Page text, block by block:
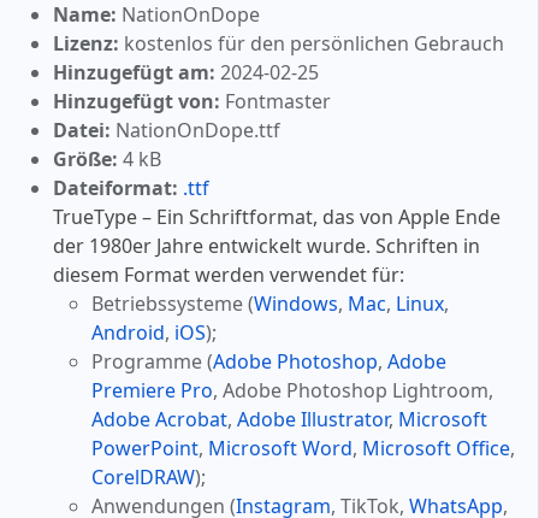
Name: NationOnDope
Lizenz: kostenlos für den persönlichen Gebrauch
Hinzugefügt am: 2024-02-25
Hinzugefügt von: Fontmaster
Datei: NationOnDope.ttf
Größe: 4 kB
Dateiformat: .ttf
TrueType – Ein Schriftformat, das von Apple Ende
der 1980er Jahre entwickelt wurde. Schriften in
diesem Format werden verwendet für:
Betriebssysteme (Windows, Mac, Linux,
Android, iOS);
Programme (Adobe Photoshop, Adobe
Premiere Pro, Adobe Photoshop Lightroom,
Adobe Acrobat, Adobe Illustrator, Microsoft
PowerPoint, Microsoft Word, Microsoft Office,
CorelDRAW);
Anwendungen (Instagram, TikTok, WhatsApp,